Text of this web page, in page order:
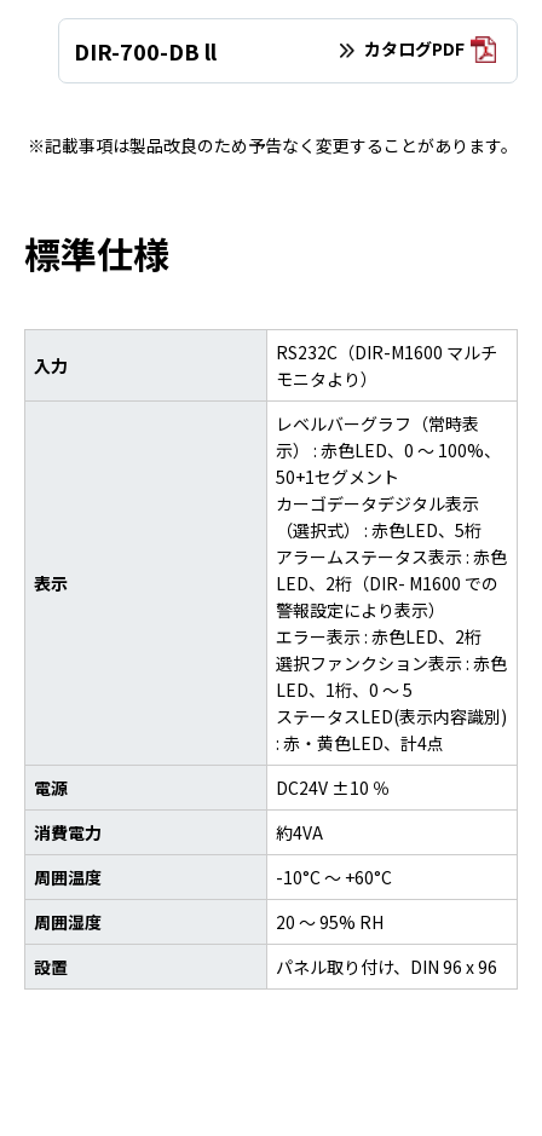
DIR-700-DB ll カタログPDF
※記載事項は製品改良のため予告なく変更することがあります。
標準仕様
入力
RS232C（DIR-M1600 マルチ
モニタより）
表示
レベルバーグラフ（常時表
示） : 赤色LED、0 ～ 100%、
50+1セグメント
カーゴデータデジタル表示
（選択式） : 赤色LED、5桁
アラームステータス表示 : 赤色
LED、2桁（DIR- M1600 での
警報設定により表示）
エラー表示 : 赤色LED、2桁
選択ファンクション表示 : 赤色
LED、1桁、0 ～ 5
ステータスLED(表示内容識別)
: 赤・黄色LED、計4点
電源
DC24V ±10 ％
消費電力
約4VA
周囲温度
-10°C ～ +60°C
周囲湿度
20 ～ 95% RH
設置
パネル取り付け、DIN 96 x 96